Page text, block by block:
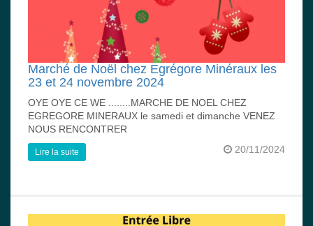
Marché de Noël chez Egrégore Minéraux les
23 et 24 novembre 2024
OYE OYE CE WE ........MARCHE DE NOEL CHEZ
EGREGORE MINERAUX le samedi et dimanche VENEZ
NOUS RENCONTRER
20/11/2024
Lire la suite